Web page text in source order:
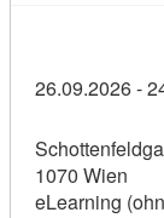
26.09.2026 -
1070 Wien
eLearning